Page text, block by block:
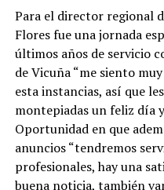
Para el director regional
Flores fue una jornada
últimos años de servicio
de Vicuña “me siento
esta instancias, así que
montepiadas un feliz día
Oportunidad en que
anuncios “tendremos
profesionales, hay una
buena noticia, también